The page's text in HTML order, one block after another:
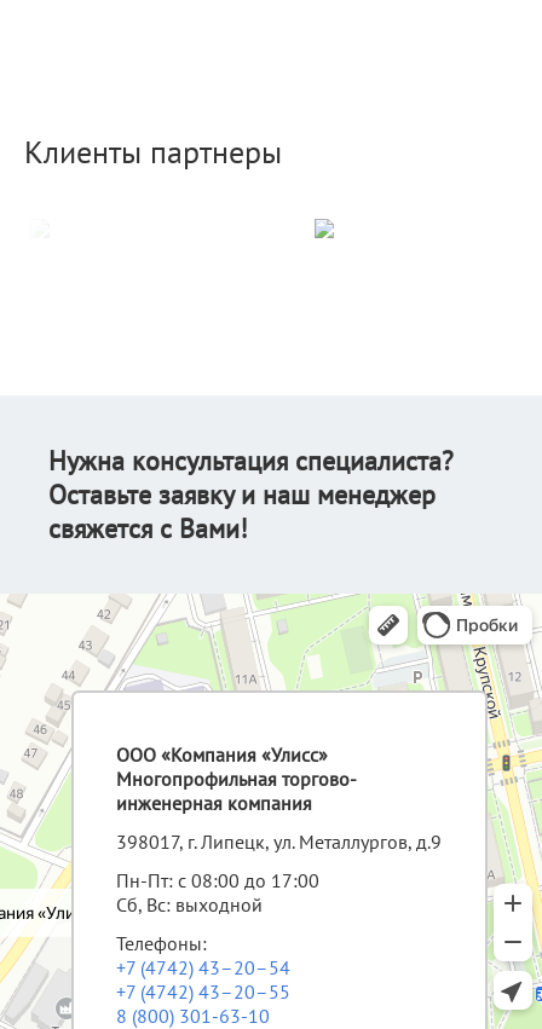
Клиенты партнеры
Нужна консультация специалиста?
Оставьте заявку и наш менеджер
свяжется с Вами!
ООО «Компания «Улисс»
Многопрофильная торгово-
инженерная компания
398017, г. Липецк, ул. Металлургов, д.9
Пн-Пт: с 08:00 до 17:00
Сб, Вс: выходной
Телефоны:
+7 (4742) 43–20–54
+7 (4742) 43–20–55
8 (800) 301-63-10